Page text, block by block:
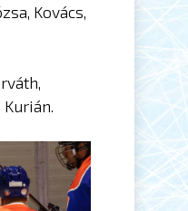
Kovács,
Kurián.